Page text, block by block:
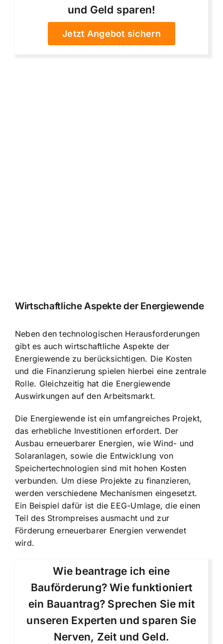
und Geld sparen!
Jetzt Angebot sichern
Wirtschaftliche Aspekte der Energiewende
Neben den technologischen Herausforderungen
gibt es auch wirtschaftliche Aspekte der
Energiewende zu berücksichtigen. Die Kosten
und die Finanzierung spielen hierbei eine zentrale
Rolle. Gleichzeitig hat die Energiewende
Auswirkungen auf den Arbeitsmarkt.
Die Energiewende ist ein umfangreiches Projekt,
das erhebliche Investitionen erfordert. Der
Ausbau erneuerbarer Energien, wie Wind- und
Solaranlagen, sowie die Entwicklung von
Speichertechnologien sind mit hohen Kosten
verbunden. Um diese Projekte zu finanzieren,
werden verschiedene Mechanismen eingesetzt.
Ein Beispiel dafür ist die EEG-Umlage, die einen
Teil des Strompreises ausmacht und zur
Förderung erneuerbarer Energien verwendet
wird.
Wie beantrage ich eine
Bauförderung? Wie funktioniert
ein Bauantrag? Sprechen Sie mit
unseren Experten und sparen Sie
Nerven, Zeit und Geld.